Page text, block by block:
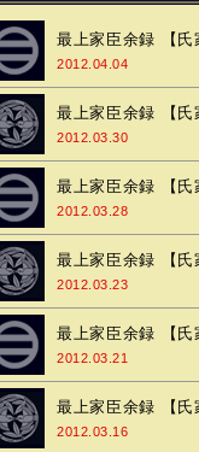
最上家臣余録 【
2012.04.04
最上家臣余録 【
2012.03.30
最上家臣余録 【
2012.03.28
最上家臣余録 【
2012.03.23
最上家臣余録 【
2012.03.21
最上家臣余録 【
2012.03.16